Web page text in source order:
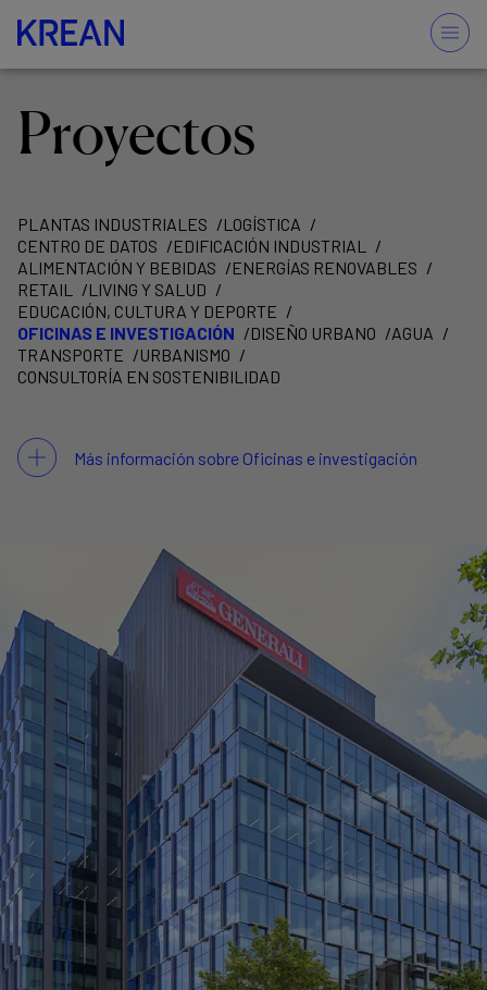
Proyectos
Más información sobre Oficinas e investigación
PLANTAS INDUSTRIALES
LOGÍSTICA
CENTRO DE DATOS
EDIFICACIÓN INDUSTRIAL
ALIMENTACIÓN Y BEBIDAS
ENERGÍAS RENOVABLES
RETAIL
LIVING Y SALUD
EDUCACIÓN, CULTURA Y DEPORTE
OFICINAS E INVESTIGACIÓN
DISEÑO URBANO
AGUA
TRANSPORTE
URBANISMO
CONSULTORÍA EN SOSTENIBILIDAD